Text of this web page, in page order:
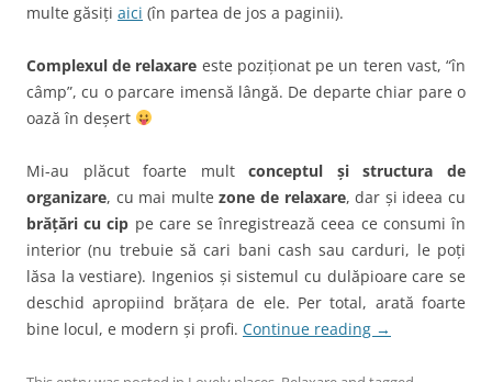
multe găsiți aici (în partea de jos a paginii).
Complexul de relaxare este poziționat pe un teren vast, “în
câmp”, cu o parcare imensă lângă. De departe chiar pare o
oază în deșert
Mi-au plăcut foarte multconceptul și structura de
organizare, cu mai multezone de relaxare, dar și ideea cu
brățări cu cip pe care se înregistrează ceea ce consumi în
interior (nu trebuie să cari bani cash sau carduri, le poți
lăsa la vestiare). Ingenios și sistemul cu dulăpioare care se
deschid apropiind brățara de ele. Per total, arată foarte
bine locul, e modern și profi. Continue reading →